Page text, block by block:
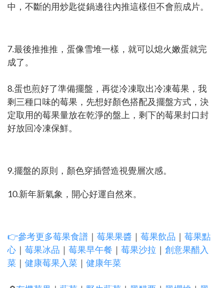
中，不斷的用炒匙從鍋邊往內推這樣但不會煎成片。
7.最後推推推，蛋像雪堆一樣，就可以熄火嫩蛋就完
成了。
8.蛋也煎好了準備擺盤，再從冷凍取出冷凍莓果，我
剩三種口味的莓果，先想好顏色搭配及擺盤方式，決
定取用的莓果量放在乾淨的盤上，剩下的莓果封口封
好放回冷凍保鮮。
9.擺盤的原則，顏色穿插營造視覺層次感。
10.新年新氣象，開心好運自然來。
👉參考更多莓果食譜 ｜ 莓果果醬 ｜ 莓果飲品 ｜ 莓果點
心 ｜ 莓果冰品 ｜ 莓果早午餐 ｜ 莓果沙拉 ｜ 創意果醋入
菜 ｜ 健康莓果入菜 ｜ 健康年菜